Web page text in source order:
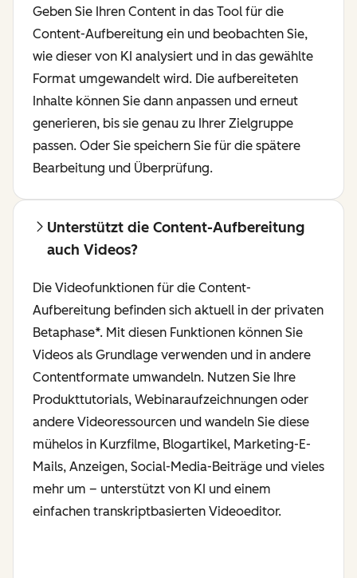
Geben Sie Ihren Content in das Tool für die
Content-Aufbereitung ein und beobachten Sie,
wie dieser von KI analysiert und in das gewählte
Format umgewandelt wird. Die aufbereiteten
Inhalte können Sie dann anpassen und erneut
generieren, bis sie genau zu Ihrer Zielgruppe
passen. Oder Sie speichern Sie für die spätere
Bearbeitung und Überprüfung.
Unterstützt die Content-Aufbereitung
auch Videos?
Die Videofunktionen für die Content-
Aufbereitung befinden sich aktuell in der privaten
Betaphase*. Mit diesen Funktionen können Sie
Videos als Grundlage verwenden und in andere
Contentformate umwandeln. Nutzen Sie Ihre
Produkttutorials, Webinaraufzeichnungen oder
andere Videoressourcen und wandeln Sie diese
mühelos in Kurzfilme, Blogartikel, Marketing-E-
Mails, Anzeigen, Social-Media-Beiträge und vieles
mehr um – unterstützt von KI und einem
einfachen transkriptbasierten Videoeditor.